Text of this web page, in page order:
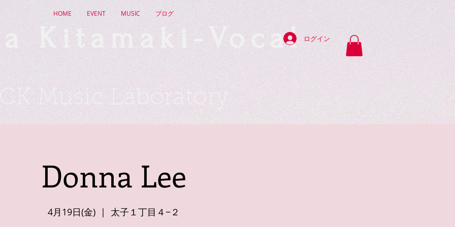
HOME EVENT MUSIC ブログ
Kitamaki-Vocal ログイン
Music Laboratory
Donna Lee
4月19日(金)
  |
太子１丁目４−２